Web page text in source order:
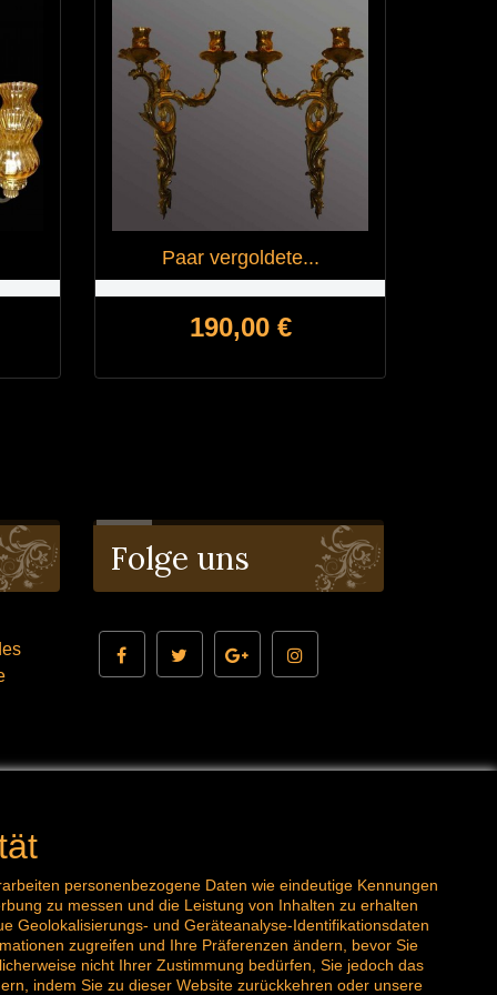
Paar vergoldete...
Preis
190,00 €
Folge uns
personenbezogene Daten wie eindeutige Kennungen
zu messen und die Leistung von Inhalten zu erhalten
Geolokalisierungs- und Geräteanalyse-Identifikationsdaten
zugreifen und Ihre Präferenzen ändern, bevor Sie
nicht Ihrer Zustimmung bedürfen, Sie jedoch das
indem Sie zu dieser Website zurückkehren oder unsere